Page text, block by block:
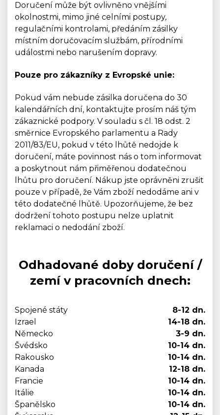
Doručení může být ovlivněno vnějšími
okolnostmi, mimo jiné celními postupy,
regulačními kontrolami, předáním zásilky
místním doručovacím službám, přírodními
událostmi nebo narušením dopravy.
Pouze pro zákazníky z Evropské unie:
Pokud vám nebude zásilka doručena do 30
kalendářních dní, kontaktujte prosím náš tým
zákaznické podpory. V souladu s čl. 18 odst. 2
směrnice Evropského parlamentu a Rady
2011/83/EU, pokud v této lhůtě nedojde k
doručení, máte povinnost nás o tom informovat
a poskytnout nám přiměřenou dodatečnou
lhůtu pro doručení. Nákup jste oprávněni zrušit
pouze v případě, že Vám zboží nedodáme ani v
této dodatečné lhůtě. Upozorňujeme, že bez
dodržení tohoto postupu nelze uplatnit
reklamaci o nedodání zboží.
Odhadované doby doručení /
zemí v pracovních dnech:
Spojené státy
8-12 dn.
Izrael
14-18 dn.
Německo
3-9 dn.
Švédsko
10-14 dn.
Rakousko
10-14 dn.
Kanada
12-18 dn.
Francie
10-14 dn.
Itálie
10-14 dn.
Španělsko
10-14 dn.